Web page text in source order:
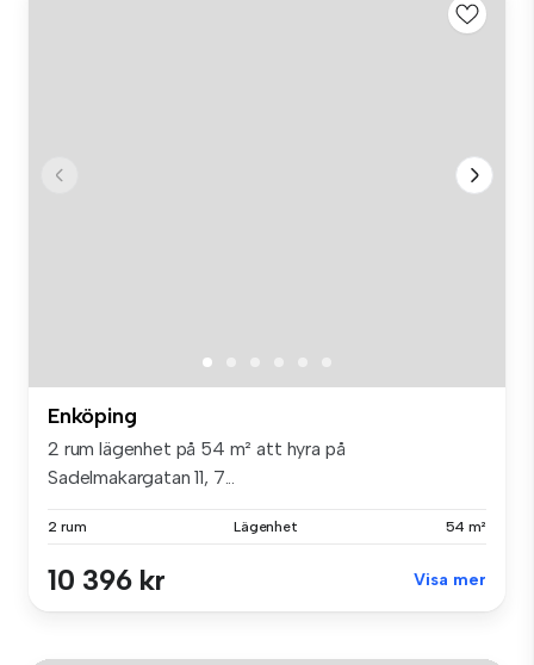
Enköping
2 rum lägenhet på 54 m² att hyra på
Sadelmakargatan 11, 7...
2 rum Lägenhet 54 m²
10 396 kr Visa mer